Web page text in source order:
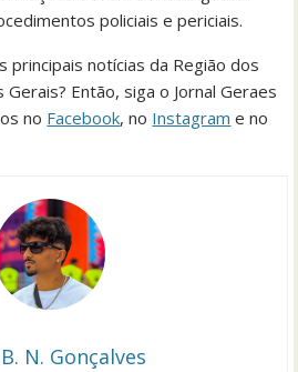
policiais e periciais.
notícias da Região dos
Então, siga o Jornal Geraes
no Facebook, no Instagram e no
N. Gonçalves